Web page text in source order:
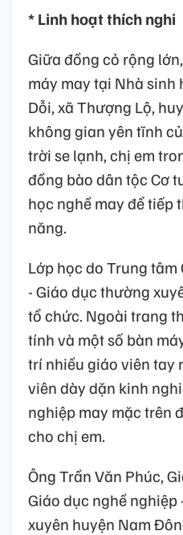
* Linh hoạt thích nghi
Giữa đồng cỏ rộng
máy may tại Nhà
Dỗi, xã Thượng Lộ,
không gian yên tĩnh
trời se lạnh, chị em
đồng bào dân tộc Cơ
học nghề may để tiếp
năng.
Lớp học do Trung
- Giáo dục thường
tổ chức. Ngoài trang
tính và một số bàn
trí nhiều giáo viên tay
viên dày dặn kinh
nghiệp may mặc trên
cho chị em.
Ông Trần Văn Phúc,
Giáo dục nghề
xuyên huyện Nam